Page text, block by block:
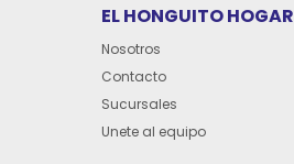
EL HONGUITO HOGAR
Nosotros
Contacto
Sucursales
Unete al equipo